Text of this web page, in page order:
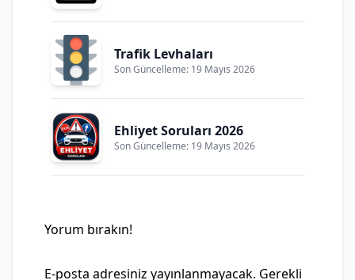
Trafik Levhaları
Son Güncelleme: 19 Mayıs 2026
Ehliyet Soruları 2026
Son Güncelleme: 19 Mayıs 2026
Yorum bırakın!
E-posta adresiniz yayınlanmayacak. Gerekli